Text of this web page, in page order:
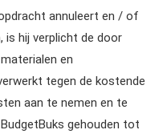
annuleert en / of
is hij verplicht de door
en
tegen de kostende
aan te nemen en te
gehouden tot